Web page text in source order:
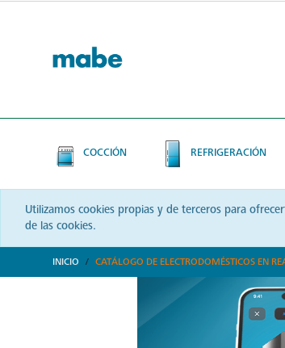
COCCIÓN REFRIGERACIÓN
Utilizamos cookies propias y de terceros para
de las cookies.
INICIO CATÁLOGO DE ELECTRODOMÉSTICOS EN